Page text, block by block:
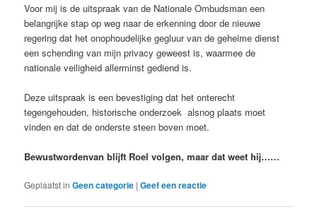
Voor mij is de uitspraak van de Nationale Ombudsman een
belangrijke stap op weg naar de erkenning door de nieuwe
regering dat het onophoudelijke gegluur van de geheime dienst
een schending van mijn privacy geweest is, waarmee de
nationale veiligheid allerminst gediend is.
Deze uitspraak is een bevestiging dat het onterecht
tegengehouden, historische onderzoek alsnog plaats moet
vinden en dat de onderste steen boven moet.
Bewustwordenvan blijft Roel volgen, maar dat weet hij……
Geplaatst in Geen categorie |Geef een reactie